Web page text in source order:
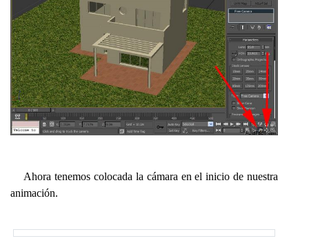
Ahora tenemos colocada la cámara en el inicio de nuestra
animación.